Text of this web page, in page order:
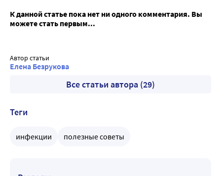
К данной статье пока нет ни одного комментария. Вы
можете стать первым...
Автор статьи
Елена Безрукова
Все статьи автора (29)
Теги
инфекции полезные советы